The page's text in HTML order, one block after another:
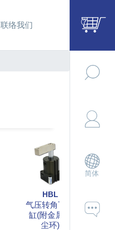
联络我们
HBL
气压转角下压
缸(附金属刮
尘环)
简体